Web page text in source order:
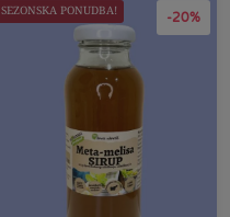
-20%
SEZONSKA PONUDBA!